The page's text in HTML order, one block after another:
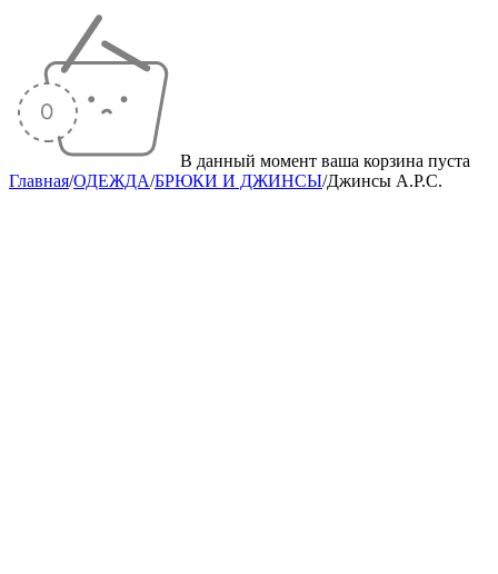
В данный момент ваша корзина пуста
Главная/ОДЕЖДА/БРЮКИ И ДЖИНСЫ/Джинсы A.P.C.